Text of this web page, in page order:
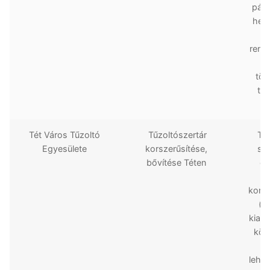
Tét Város Tűzoltó
Egyesülete
Tűzoltószertár
korszerűsítése,
bővítése Téten